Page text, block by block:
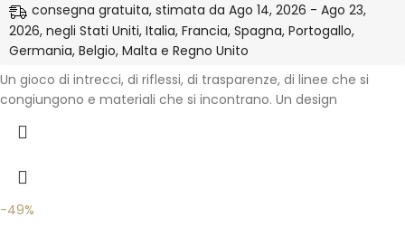
consegna gratuita, stimata da Ago 14, 2026 - Ago 23,
2026, negli Stati Uniti, Italia, Francia, Spagna, Portogallo,
Germania, Belgio, Malta e Regno Unito
Un gioco di intrecci, di riflessi, di trasparenze, di linee che si
congiungono e materiali che si incontrano. Un design
-49%